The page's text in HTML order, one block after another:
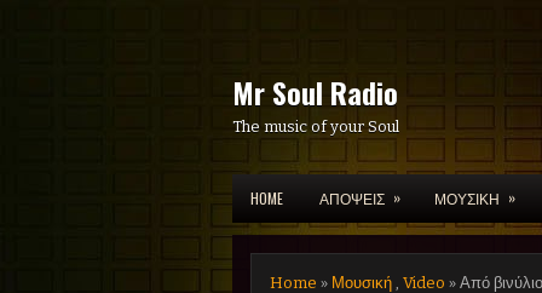
Mr Soul Radio
The music of your Soul
HOME ΑΠΟΨΕΙΣ » ΜΟΥΣΙΚΗ »
Home » Μουσική , Video » Από